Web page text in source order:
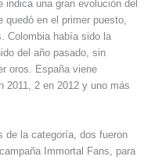
una gran evolución del
en el primer puesto,
Colombia había sido la
del año pasado, sin
oros. España viene
2011, 2 en 2012 y uno más
de la categoría, dos fueron
Immortal Fans, para